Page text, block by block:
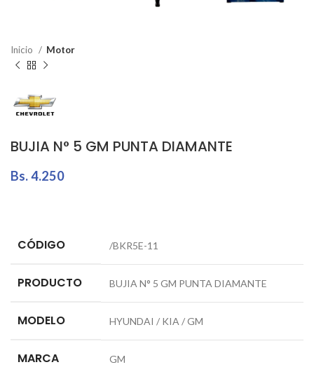
Inicio Motor
BUJIA N° 5 GM PUNTA DIAMANTE
Bs.4.250
CÓDIGO /BKR5E-11
PRODUCTO BUJIA N° 5 GM PUNTA DIAMANTE
MODELO HYUNDAI / KIA / GM
MARCA GM